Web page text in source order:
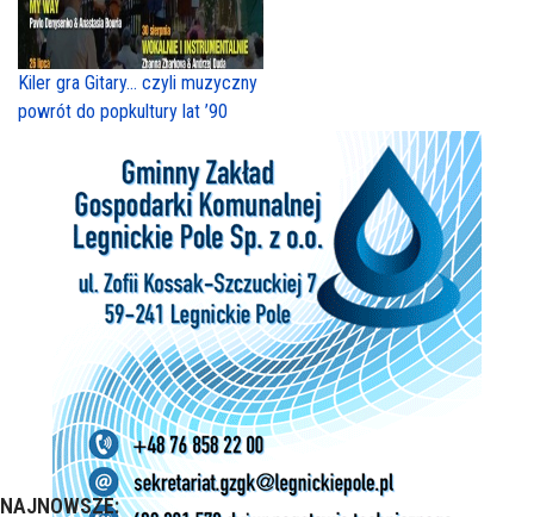
Kiler gra Gitary… czyli muzyczny
powrót do popkultury lat ’90
NAJNOWSZE: